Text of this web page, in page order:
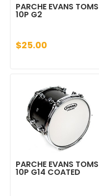
PARCHE EVANS TOMS
10P G2
$25.00
PARCHE EVANS TOMS
10P G14 COATED